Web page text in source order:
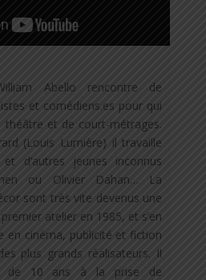
Abello rencontre de
et comédiens.es pour qui
théâtre et de court-métrages.
(Louis Lumière) il travaille
d’autres jeunes inconnus
ou Olivier Dahan… La
sont très vite devenus une
atelier en 1985, et s’en
en cinéma, publicité et fiction
plus grands réalisateurs. Il
de 10 ans à la prise de